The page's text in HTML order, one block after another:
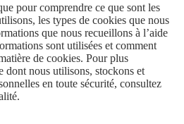
pour comprendre ce que sont les
les types de cookies que nous
que nous recueillons à l’aide
sont utilisées et comment
de cookies. Pour plus
dont nous utilisons, stockons et
en toute sécurité, consultez